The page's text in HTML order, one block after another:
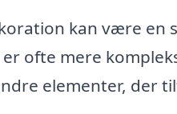
kan være en
ofte mere
elementer, der